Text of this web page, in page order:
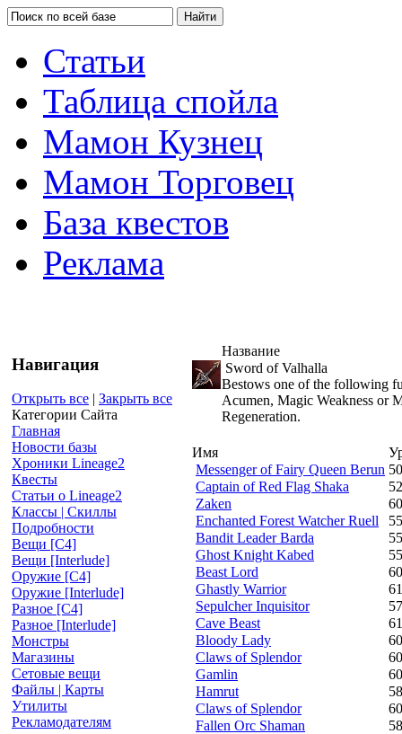
Статьи
Таблица спойла
Мамон Кузнец
Мамон Торговец
База квестов
Реклама
Навигация
Открыть все | Закрыть все
Категории Сайта
Главная
Новости базы
Хроники Lineage2
Квесты
Статьи о Lineage2
Классы | Скиллы
Подробности
Вещи [С4]
Вещи [Interlude]
Оружие [С4]
Оружие [Interlude]
Разное [C4]
Разное [Interlude]
Монстры
Магазины
Сетовые вещи
Файлы | Карты
Утилиты
Рекламодателям
Название
Sword of Valhalla
Bestows one of the following
Acumen, Magic Weakness or
Regeneration.
Имя
Messenger of Fairy Queen Berun 50
Captain of Red Flag Shaka
52
Zaken
60
Enchanted Forest Watcher Ruell
55
Bandit Leader Barda
55
Ghost Knight Kabed
55
Beast Lord
60
Ghastly Warrior
61
Sepulcher Inquisitor
57
Cave Beast
61
Bloody Lady
60
Claws of Splendor
60
Gamlin
60
Hamrut
58
Claws of Splendor
60
Fallen Orc Shaman
58